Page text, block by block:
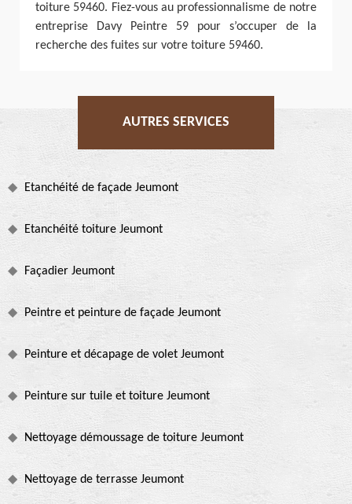
toiture 59460. Fiez-vous au professionnalisme de notre
entreprise Davy Peintre 59 pour s’occuper de la
recherche des fuites sur votre toiture 59460.
AUTRES SERVICES
Etanchéité de façade Jeumont
Etanchéité toiture Jeumont
Façadier Jeumont
Peintre et peinture de façade Jeumont
Peinture et décapage de volet Jeumont
Peinture sur tuile et toiture Jeumont
Nettoyage démoussage de toiture Jeumont
Nettoyage de terrasse Jeumont